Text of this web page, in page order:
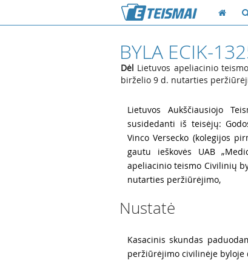
BYLA ECIK-
Dėl Lietuvos apeliacinio
birželio 9 d. nutarties
Lietuvos Aukščiausiojo
susidedanti iš teisėjų:
Vinco Versecko (kolegijos
gautu ieškovės UAB
apeliacinio teismo Civilinių
nutarties peržiūrėjimo,
Nustatė
Kasacinis skundas
peržiūrėjimo civilinėje byloje